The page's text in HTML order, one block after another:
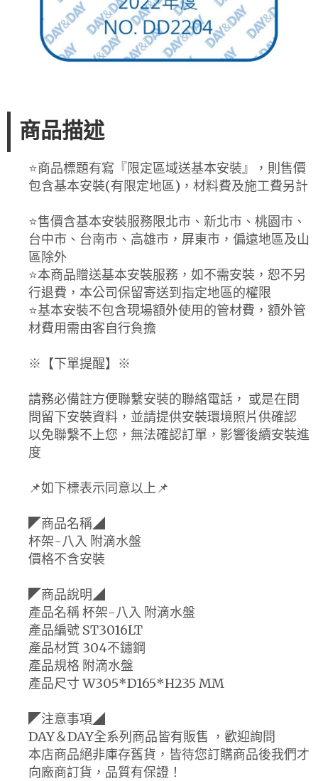
商品描述
⭐️商品標題有寫『限定區域送基本安裝』，則售價
包含基本安裝(有限定地區)，材料費及施工費另計
⭐️售價含基本安裝服務限北市、新北市、桃園市、
台中市、台南市、高雄市，屏東市，偏遠地區及山
區除外
⭐️本商品贈送基本安裝服務，如不需安裝，恕不另
行退費，本公司保留寄送到指定地區的權限
⭐️基本安裝不包含現場額外使用的管材費，額外管
材費用需由客自行負擔
※【下單提醒】※
請務必備註方便聯繫安裝的聯絡電話， 或是在問
問留下安裝資料，並請提供安裝環境照片供確認
以免聯繫不上您，無法確認訂單，影響後續安裝進
度
📌如下標表示同意以上📌
◤商品名稱◢
杯架-八入 附滴水盤
價格不含安裝
◤商品說明◢
產品名稱 杯架-八入 附滴水盤
產品編號 ST3016LT
產品材質 304不鏽鋼
產品規格 附滴水盤
產品尺寸 W305*D165*H235 MM
◤注意事項◢
DAY＆DAY全系列商品皆有販售 ，歡迎詢問
本店商品絕非庫存舊貨，皆待您訂購商品後我們才
向廠商訂貨，品質有保證！